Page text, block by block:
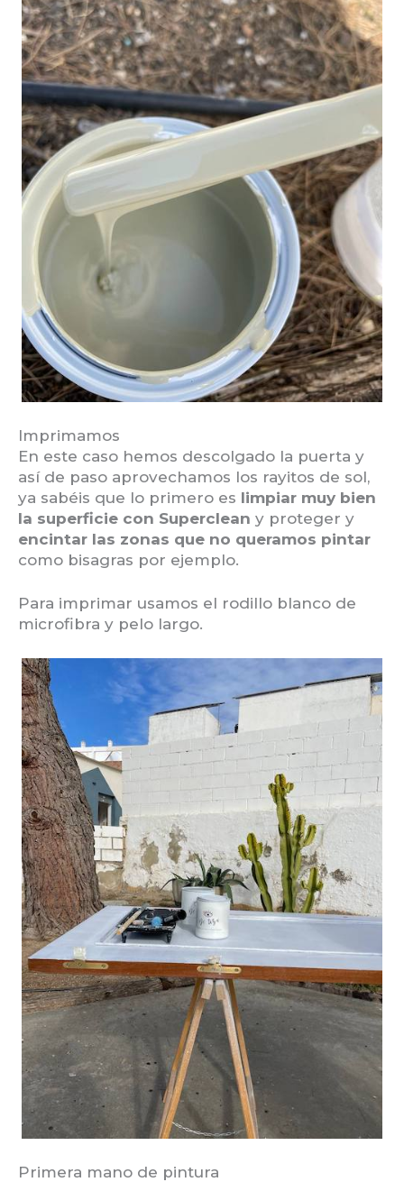
Imprimamos
En este caso hemos descolgado la puerta y
así de paso aprovechamos los rayitos de sol,
ya sabéis que lo primero es limpiar muy bien
la superficie con Superclean y proteger y
encintar las zonas que no queramos pintar
como bisagras por ejemplo.
Para imprimar usamos el rodillo blanco de
microfibra y pelo largo.
Primera mano de pintura